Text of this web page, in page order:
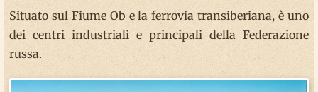
Situato sul Fiume Ob e la ferrovia transiberiana, è uno
dei centri industriali e principali della Federazione
russa.